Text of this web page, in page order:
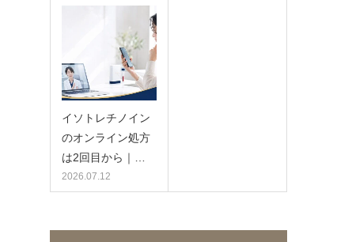
イソトレチノイン
のオンライン処方
は2回目から｜…
2026.07.12